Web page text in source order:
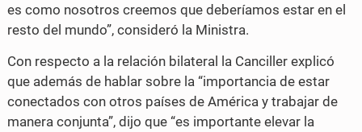
es como nosotros creemos que deberíamos estar en el
resto del mundo”, consideró la Ministra.
Con respecto a la relación bilateral la Canciller explicó
que además de hablar sobre la “importancia de estar
conectados con otros países de América y trabajar de
manera conjunta”, dijo que “es importante elevar la